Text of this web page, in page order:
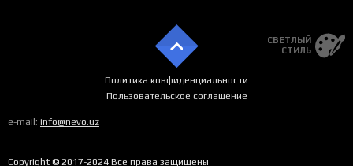
СВЕТЛЫЙ
СТИЛЬ
Политика конфиденциальности
Пользовательское соглашение
e-mail: info@nevo.uz
Copyright © 2017-2024 Все права защищены